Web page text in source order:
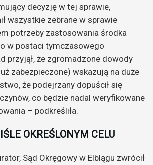
decyzję w tej sprawie,
wszystkie zebrane w sprawie
potrzeby zastosowania środka
w postaci tymczasowego
przyjął, że zgromadzone dowody
zabezpieczone) wskazują na duże
że podejrzany dopuścił się
co będzie nadal weryfikowane
– podkreśliła.
OKREŚLONYM CELU
Sąd Okręgowy w Elblągu zwrócił